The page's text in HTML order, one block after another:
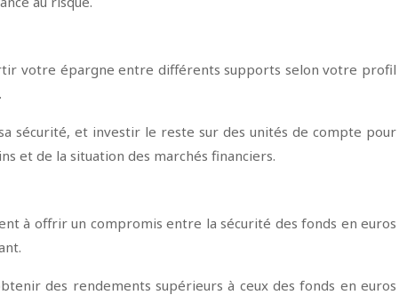
votre épargne entre différents supports selon votre profil
sécurité, et investir le reste sur des unités de compte pour
et de la situation des marchés financiers.
à offrir un compromis entre la sécurité des fonds en euros
des rendements supérieurs à ceux des fonds en euros